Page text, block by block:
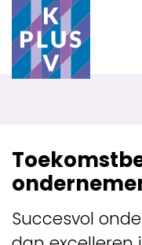
Succesvol